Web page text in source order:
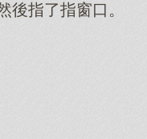
後指了指窗口。